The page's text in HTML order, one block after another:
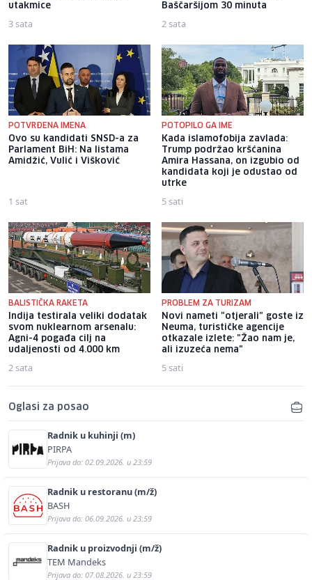
utakmice
3 sata
Baščaršijom 30 minuta
2 sata
POTVRĐENA IMENA
Ovo su kandidati SNSD-a za
Parlament BiH: Na listama
Amidžić, Vulić i Višković
1 sat
POTOPILO GA IME
Kada islamofobija zavlada:
Trump podržao kršćanina
Amira Hassana, on izgubio od
kandidata koji je odustao od
utrke
5 sati
BALISTIČKA RAKETA
Indija testirala veliki dodatak
svom nuklearnom arsenalu:
Agni-4 pogađa cilj na
udaljenosti od 4.000 km
2 sata
PROBLEM ZA TURIZAM
Novi nameti "otjerali" goste iz
Neuma, turističke agencije
otkazale izlete: "Žao nam je,
ali izuzeća nema"
5 sati
Oglasi za posao
Radnik u kuhinji (m)
PIRPA
Prijava do: 02.09.2026. u 23:59
Radnik u restoranu (m/ž)
BASH
Prijava do: 06.09.2026. u 23:59
Radnik u proizvodnji (m/ž)
TEM Mandeks
Prijava do: 07.08.2026. u 23:59